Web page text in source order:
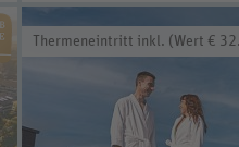
Thermeneintritt inkl. (Wert €